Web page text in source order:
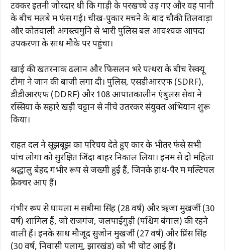
टक्कर इतनी जोरदार थी कि गाड़ी के परखच्चे उड़ गए और वह पानी
के बीच मलबे में फंस गई। चीख-पुकार मचने के बाद चौकी तिलवाड़ा
और कोतवाली अगस्त्यमुनि से भारी पुलिस बल आवश्यक आपदा
उपकरणों के साथ मौके पर पहुंचा।
खाई की खतरनाक ढलान और फिसलन भरे पत्थरों के बीच रेस्क्यू
टीमों ने जान की बाजी लगा दी। पुलिस, एसडीआरएफ (SDRF),
डीडीआरएफ (DDRF) और 108 आपातकालीन एंबुलेंस सेवा ने
रस्सियों के सहारे खड़ी चट्टान से नीचे उतरकर संयुक्त अभियान शुरू
किया।
राहत दल ने सूझबूझ का परिचय देते हुए कार के भीतर फंसे सभी
पांच लोगों को सुरक्षित जिंदा बाहर निकाल लिया। इनमें से दो महिला
श्रद्धालु बेहद गंभीर रूप से जख्मी हुई हैं, जिनके हाथ-पैर में मल्टिपल
फ्रैक्चर आए हैं।
गंभीर रूप से घायलों में सबीमा सिंह (28 वर्ष) और ऋजा मुखर्जी (30
वर्ष) शामिल हैं, जो राजगंज, जलपाईगुड़ी (पश्चिम बंगाल) की रहने
वाली हैं। इनके साथ मौजूद सुजोन मुखर्जी (27 वर्ष) और प्रिंस सिंह
(30 वर्ष, निवासी पलामू, झारखंड) को भी चोटें आई हैं।